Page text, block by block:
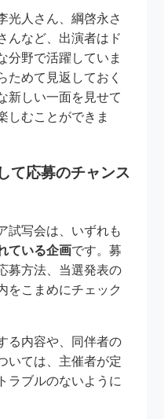
光人さん、綱啓永さ
んなど、出演者はド
分野で活躍していま
ためて見返しておく
新しい一面を見せて
しむことができま
て応募のチャンス
試写会は、いずれも
ている企画です。募
募方法、当選発表の
をこまめにチェック
る内容や、同伴者の
いては、主催者が定
ラブルのないように